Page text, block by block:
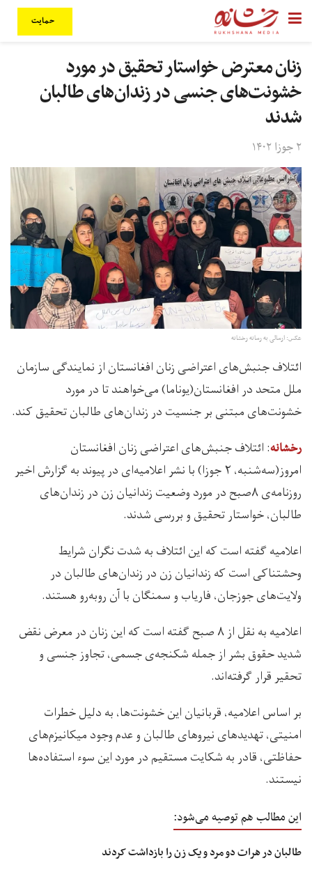
حمایت
زنان معترض خواستار تحقیق در مورد
خشونت‌های جنسی در زندان‌های طالبان
شدند
۲ جوزا ۱۴۰۲
عکس: ارسالی به رسانه رخشانه
ائتلاف جنبش‌های اعتراضی زنان افغانستان از نمایندگی سازمان
ملل متحد در افغانستان(یوناما) می‌خواهند تا در مورد
خشونت‌های مبتنی بر جنسیت در زندان‌های طالبان تحقیق کند.
رخشانه: ائتلاف جنبش‌های اعتراضی زنان افغانستان
امروز(سه‌شنبه، ۲ جوزا) با نشر اعلامیه‌ای در پیوند به گزارش اخیر
روزنامه‌ی ۸صبح در مورد وضعیت زندانیان زن در زندان‌های
طالبان، خواستار تحقیق و بررسی شدند.
اعلامیه گفته است که این ائتلاف به شدت نگران شرایط
وحشتناکی است که زندانیان زن در زندان‌های طالبان در
ولایت‌های جوزجان، فاریاب و سمنگان با آن روبه‌رو هستند.
اعلامیه به نقل از ۸ صبح گفته است که این زنان در معرض نقض
شدید حقوق بشر از جمله شکنجه‌ی جسمی، تجاوز جنسی و
تحقیر قرار گرفته‌اند.
بر اساس اعلامیه، قربانیان این خشونت‌ها، به دلیل خطرات
امنیتی، تهدیدهای نیروهای طالبان و عدم وجود میکانیزم‌های
حفاظتی، قادر به شکایت مستقیم در مورد این سوء استفاده‌ها
نیستند.
این مطالب هم توصیه می‌شود:
طالبان در هرات دو مرد و یک زن را بازداشت کردند